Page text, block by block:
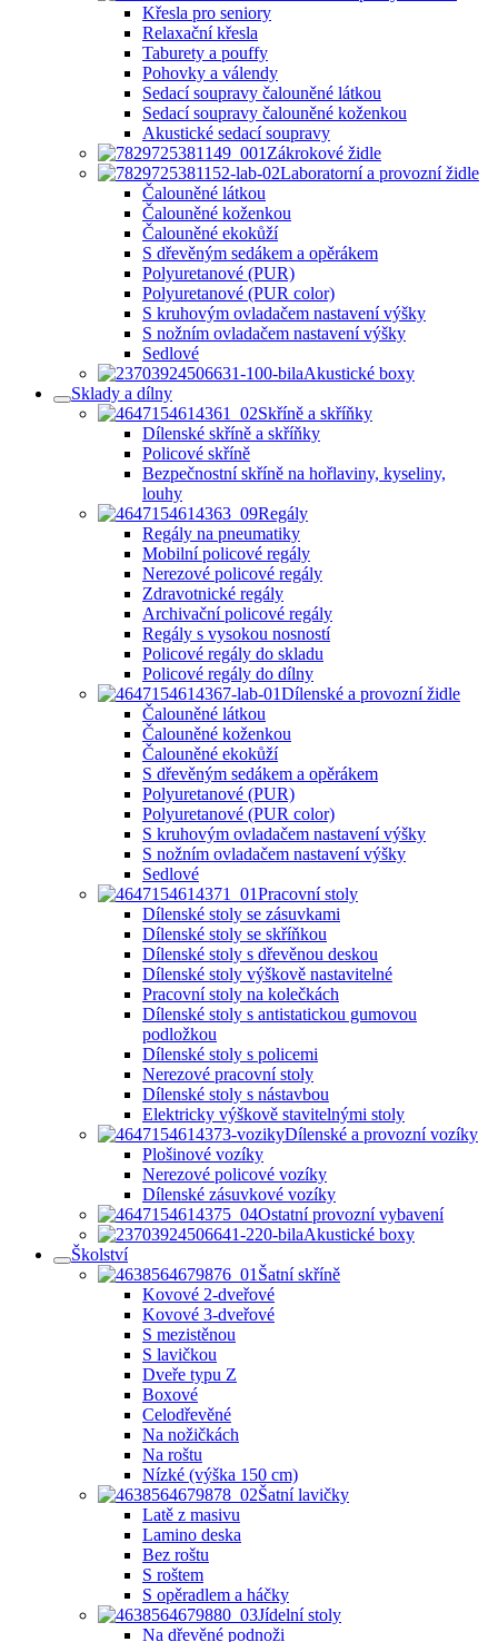
Křesla pro seniory
Relaxační křesla
Taburety a pouffy
Pohovky a válendy
Sedací soupravy čalouněné látkou
Sedací soupravy čalouněné koženkou
Akustické sedací soupravy
Zákrokové židle
Laboratorní a provozní židle
Čalouněné látkou
Čalouněné koženkou
Čalouněné ekokůží
S dřevěným sedákem a opěrákem
Polyuretanové (PUR)
Polyuretanové (PUR color)
S kruhovým ovladačem nastavení výšky
S nožním ovladačem nastavení výšky
Sedlové
Akustické boxy
Sklady a dílny
Skříně a skříňky
Dílenské skříně a skříňky
Policové skříně
Bezpečnostní skříně na hořlaviny, kyseliny,
louhy
Regály
Regály na pneumatiky
Mobilní policové regály
Nerezové policové regály
Zdravotnické regály
Archivační policové regály
Regály s vysokou nosností
Policové regály do skladu
Policové regály do dílny
Dílenské a provozní židle
Čalouněné látkou
Čalouněné koženkou
Čalouněné ekokůží
S dřevěným sedákem a opěrákem
Polyuretanové (PUR)
Polyuretanové (PUR color)
S kruhovým ovladačem nastavení výšky
S nožním ovladačem nastavení výšky
Sedlové
Pracovní stoly
Dílenské stoly se zásuvkami
Dílenské stoly se skříňkou
Dílenské stoly s dřevěnou deskou
Dílenské stoly výškově nastavitelné
Pracovní stoly na kolečkách
Dílenské stoly s antistatickou gumovou
podložkou
Dílenské stoly s policemi
Nerezové pracovní stoly
Dílenské stoly s nástavbou
Elektricky výškově stavitelnými stoly
Dílenské a provozní vozíky
Plošinové vozíky
Nerezové policové vozíky
Dílenské zásuvkové vozíky
Ostatní provozní vybavení
Akustické boxy
Školství
Šatní skříně
Kovové 2-dveřové
Kovové 3-dveřové
S mezistěnou
S lavičkou
Dveře typu Z
Boxové
Celodřevěné
Na nožičkách
Na roštu
Nízké (výška 150 cm)
Šatní lavičky
Latě z masivu
Lamino deska
Bez roštu
S roštem
S opěradlem a háčky
Jídelní stoly
Na dřevěné podnoži